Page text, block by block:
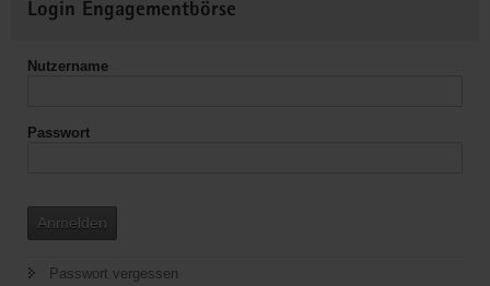
Informationen
Login Engagementbörse
Nutzername
Passwort
Anmelden
Passwort vergessen